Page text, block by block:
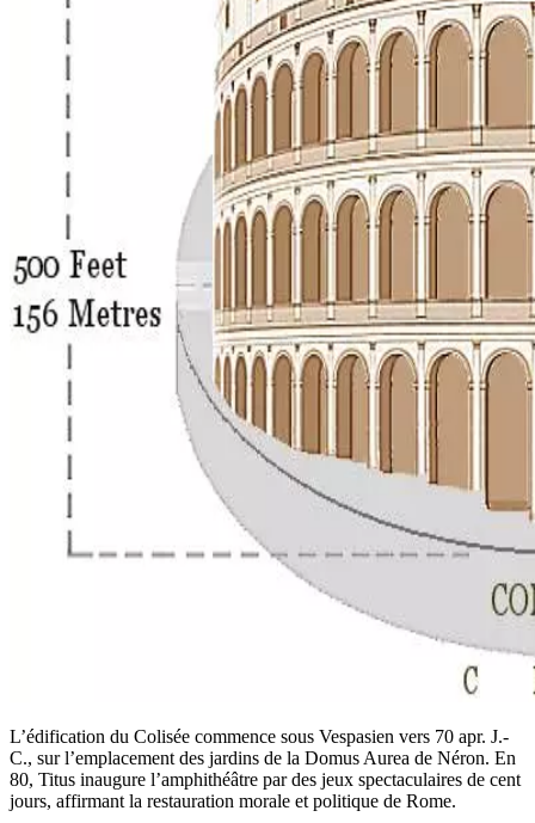
L’édification du Colisée commence sous Vespasien vers 70 apr. J.-
C., sur l’emplacement des jardins de la Domus Aurea de Néron. En
80, Titus inaugure l’amphithéâtre par des jeux spectaculaires de cent
jours, affirmant la restauration morale et politique de Rome.